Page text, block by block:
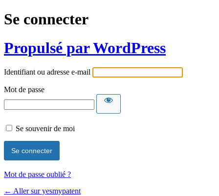
Se connecter
Propulsé par WordPress
Identifiant ou adresse e-mail
Mot de passe
Se souvenir de moi
Mot de passe oublié ?
← Aller sur yesmypatent